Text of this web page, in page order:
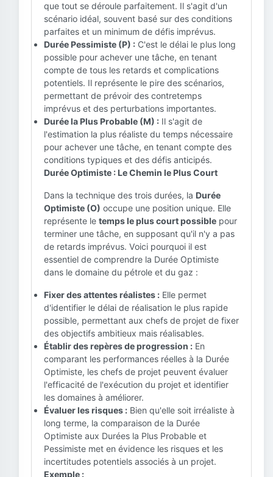
que tout se déroule parfaitement. Il s'agit d'un
scénario idéal, souvent basé sur des conditions
parfaites et un minimum de défis imprévus.
Durée Pessimiste (P) : C'est le délai le plus long
possible pour achever une tâche, en tenant
compte de tous les retards et complications
potentiels. Il représente le pire des scénarios,
permettant de prévoir des contretemps
imprévus et des perturbations importantes.
Durée la Plus Probable (M) : Il s'agit de
l'estimation la plus réaliste du temps nécessaire
pour achever une tâche, en tenant compte des
conditions typiques et des défis anticipés.
Durée Optimiste : Le Chemin le Plus Court
Dans la technique des trois durées, la Durée
Optimiste (O) occupe une position unique. Elle
représente le temps le plus court possible pour
terminer une tâche, en supposant qu'il n'y a pas
de retards imprévus. Voici pourquoi il est
essentiel de comprendre la Durée Optimiste
dans le domaine du pétrole et du gaz :
Fixer des attentes réalistes : Elle permet
d'identifier le délai de réalisation le plus rapide
possible, permettant aux chefs de projet de fixer
des objectifs ambitieux mais réalisables.
Établir des repères de progression : En
comparant les performances réelles à la Durée
Optimiste, les chefs de projet peuvent évaluer
l'efficacité de l'exécution du projet et identifier
les domaines à améliorer.
Évaluer les risques : Bien qu'elle soit irréaliste à
long terme, la comparaison de la Durée
Optimiste aux Durées la Plus Probable et
Pessimiste met en évidence les risques et les
incertitudes potentiels associés à un projet.
Exemple :